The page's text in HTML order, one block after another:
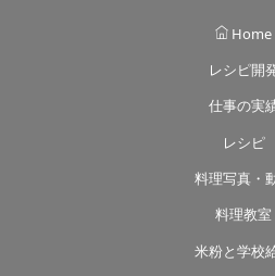
Top
Home
レシピ開
仕事の実
レシピ
料理写真・
料理教室
米粉と学校